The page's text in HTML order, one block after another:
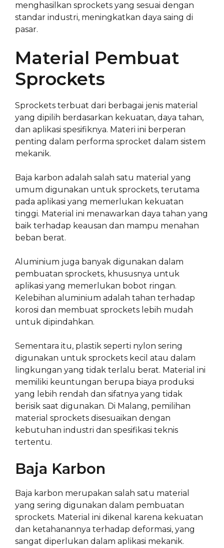
menghasilkan sprockets yang sesuai dengan
standar industri, meningkatkan daya saing di
pasar.
Material Pembuat
Sprockets
Sprockets terbuat dari berbagai jenis material
yang dipilih berdasarkan kekuatan, daya tahan,
dan aplikasi spesifiknya. Materi ini berperan
penting dalam performa sprocket dalam sistem
mekanik.
Baja karbon adalah salah satu material yang
umum digunakan untuk sprockets, terutama
pada aplikasi yang memerlukan kekuatan
tinggi. Material ini menawarkan daya tahan yang
baik terhadap keausan dan mampu menahan
beban berat.
Aluminium juga banyak digunakan dalam
pembuatan sprockets, khususnya untuk
aplikasi yang memerlukan bobot ringan.
Kelebihan aluminium adalah tahan terhadap
korosi dan membuat sprockets lebih mudah
untuk dipindahkan.
Sementara itu, plastik seperti nylon sering
digunakan untuk sprockets kecil atau dalam
lingkungan yang tidak terlalu berat. Material ini
memiliki keuntungan berupa biaya produksi
yang lebih rendah dan sifatnya yang tidak
berisik saat digunakan. Di Malang, pemilihan
material sprockets disesuaikan dengan
kebutuhan industri dan spesifikasi teknis
tertentu.
Baja Karbon
Baja karbon merupakan salah satu material
yang sering digunakan dalam pembuatan
sprockets. Material ini dikenal karena kekuatan
dan ketahanannya terhadap deformasi, yang
sangat diperlukan dalam aplikasi mekanik.